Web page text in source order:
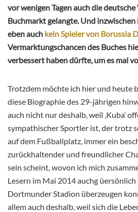
vor wenigen Tagen auch die
Buchmarkt gelangte. Und
eben auch kein Spieler von Borussia
Vermarktungschancen des Buches
verbessert haben dürfte, um es mal
Trotzdem möchte ich hier und heute
diese Biographie des 29-jährigen
auch nicht nur deshalb, weil ‚Kuba‘
sympathischer Sportler ist, der trotz
auf dem Fußballplatz, immer ein
zurückhaltender und freundlicher
sein scheint, wovon ich mich
Lesern im Mai 2014 auchg
Dortmunder Stadion überzeugen
allem auch deshalb, weil sich die